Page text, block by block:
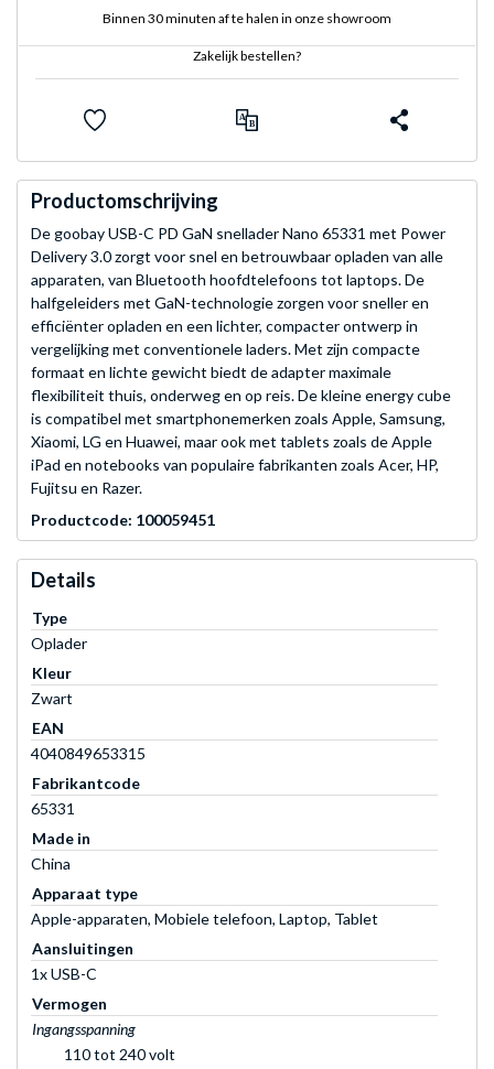
Binnen 30 minuten af te halen in onze showroom
Zakelijk bestellen?
Productomschrijving
De goobay USB-C PD GaN snellader Nano 65331 met Power
Delivery 3.0 zorgt voor snel en betrouwbaar opladen van alle
apparaten, van Bluetooth hoofdtelefoons tot laptops. De
halfgeleiders met GaN-technologie zorgen voor sneller en
efficiënter opladen en een lichter, compacter ontwerp in
vergelijking met conventionele laders. Met zijn compacte
formaat en lichte gewicht biedt de adapter maximale
flexibiliteit thuis, onderweg en op reis. De kleine energy cube
is compatibel met smartphonemerken zoals Apple, Samsung,
Xiaomi, LG en Huawei, maar ook met tablets zoals de Apple
iPad en notebooks van populaire fabrikanten zoals Acer, HP,
Fujitsu en Razer.
Productcode: 100059451
Details
Type
Oplader
Kleur
Zwart
EAN
4040849653315
Fabrikantcode
65331
Made in
China
Apparaat type
Apple-apparaten, Mobiele telefoon, Laptop, Tablet
Aansluitingen
1x USB-C
Vermogen
Ingangsspanning
110 tot 240 volt